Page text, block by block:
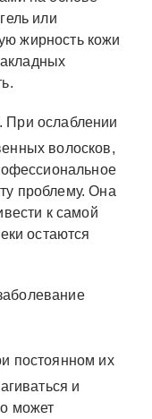
или
жирность кожи
При ослаблении
волосков,
проблему. Она
к самой
остаются
постоянном их
и
может